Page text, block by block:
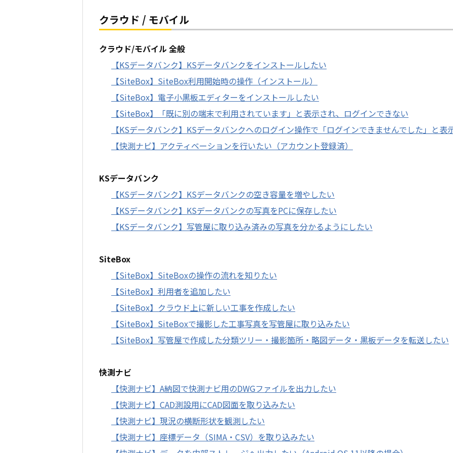
クラウド / モバイル
クラウド/モバイル 全般
【KSデータバンク】KSデータバンクをインストールしたい
【SiteBox】SiteBox利用開始時の操作（インストール）
【SiteBox】電子小黒板エディターをインストールしたい
【SiteBox】「既に別の端末で利用されています」と表示され、ログインできない
【KSデータバンク】KSデータバンクへのログイン操作で「ログインできませんでした」と表
【快測ナビ】アクティベーションを行いたい（アカウント登録済）
KSデータバンク
【KSデータバンク】KSデータバンクの空き容量を増やしたい
【KSデータバンク】KSデータバンクの写真をPCに保存したい
【KSデータバンク】写管屋に取り込み済みの写真を分かるようにしたい
SiteBox
【SiteBox】SiteBoxの操作の流れを知りたい
【SiteBox】利用者を追加したい
【SiteBox】クラウド上に新しい工事を作成したい
【SiteBox】SiteBoxで撮影した工事写真を写管屋に取り込みたい
【SiteBox】写管屋で作成した分類ツリー・撮影箇所・略図データ・黒板データを転送したい
快測ナビ
【快測ナビ】A納図で快測ナビ用のDWGファイルを出力したい
【快測ナビ】CAD測設用にCAD図面を取り込みたい
【快測ナビ】現況の横断形状を観測したい
【快測ナビ】座標データ（SIMA・CSV）を取り込みたい